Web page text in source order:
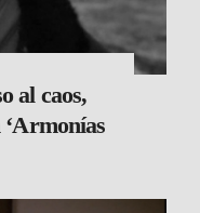
al caos,